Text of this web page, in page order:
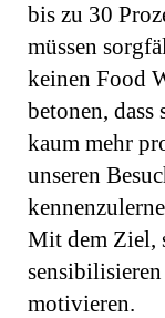
bis zu 30
müssen
keinen Food
betonen, dass
kaum mehr
unseren
Mit dem Ziel,
motivieren.